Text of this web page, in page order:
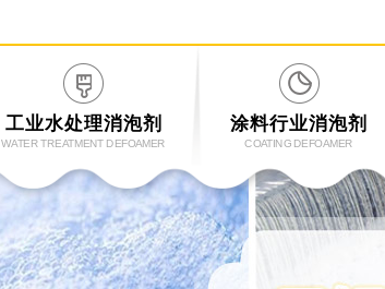
工业水处理消泡剂
WATER TREATMENT DEFOAMER
涂料行业消泡剂
COATING DEFOAMER